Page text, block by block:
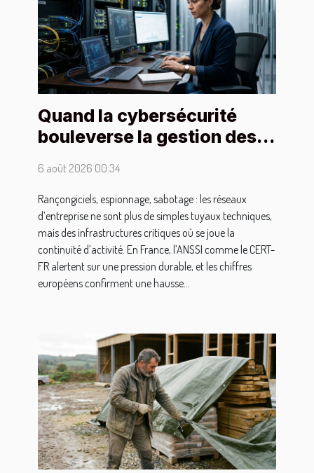
Quand la cybersécurité
bouleverse la gestion des
6 août 2026 00:34
Rançongiciels, espionnage, sabotage : les réseaux
d’entreprise ne sont plus de simples tuyaux techniques,
mais des infrastructures critiques où se joue la
continuité d’activité. En France, l’ANSSI comme le CERT-
FR alertent sur une pression durable, et les chiffres
européens confirment une hausse...